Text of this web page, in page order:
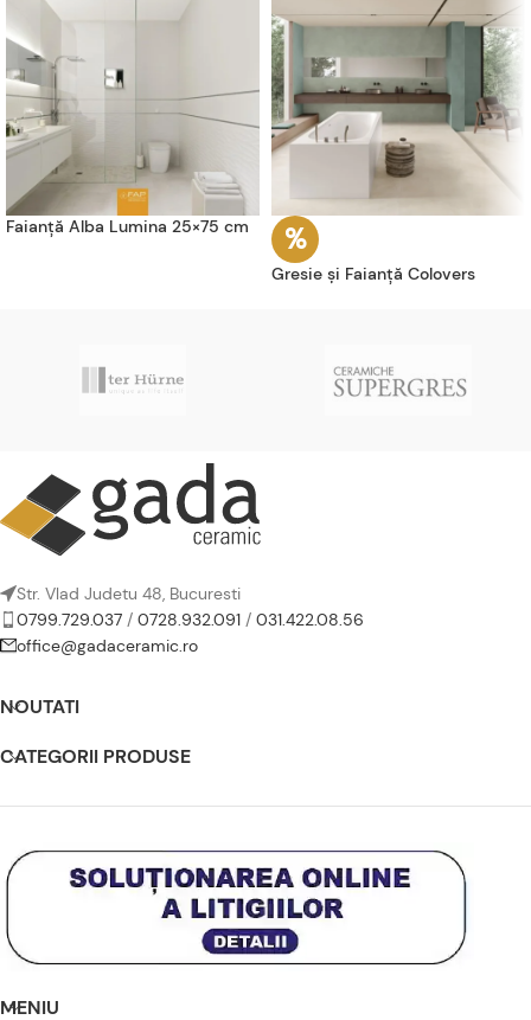
Faianță Alba Lumina 25×75 cm
Gresie și Faianță Colovers
Str. Vlad Judetu 48, Bucuresti
0799.729.037 / 0728.932.091 / 031.422.08.56
office@gadaceramic.ro
NOUTATI
CATEGORII PRODUSE
MENIU